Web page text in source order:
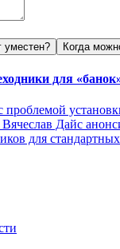
уместен? Когда
для
проблемой
Дайс
для